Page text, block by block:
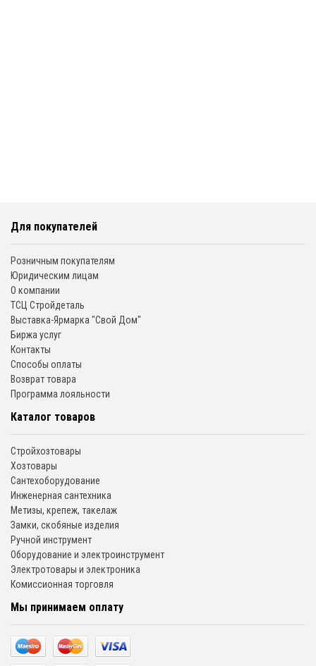
Для покупателей
Розничным покупателям
Юридическим лицам
О компании
ТСЦ Стройдеталь
Выставка-Ярмарка "Свой Дом"
Биржа услуг
Контакты
Способы оплаты
Возврат товара
Программа лояльности
Каталог товаров
Стройхозтовары
Хозтовары
Сантехоборудование
Инженерная сантехника
Метизы, крепеж, такелаж
Замки, скобяные изделия
Ручной инструмент
Оборудование и электроинструмент
Электротовары и электроника
Комиссионная торговля
Мы принимаем оплату